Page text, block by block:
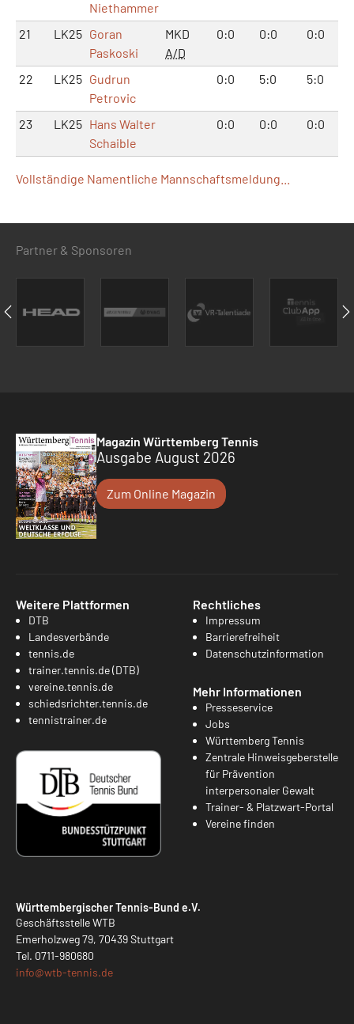
Niethammer
21 LK25 Goran
Paskoski
MKD
A/D
0:0 0:0 0:0
22 LK25 Gudrun
Petrovic
0:0 5:0 5:0
23 LK25 Hans Walter
Schaible
0:0 0:0 0:0
Vollständige Namentliche Mannschaftsmeldung...
Partner & Sponsoren
Magazin Württemberg Tennis
Ausgabe August 2026
Zum Online Magazin
Weitere Plattformen
DTB
Landesverbände
tennis.de
trainer.tennis.de (DTB)
vereine.tennis.de
schiedsrichter.tennis.de
tennistrainer.de
Rechtliches
Impressum
Barrierefreiheit
Datenschutzinformation
Mehr Informationen
Presseservice
Jobs
Württemberg Tennis
Zentrale Hinweisgeberstelle
für Prävention
interpersonaler Gewalt
Trainer- & Platzwart-Portal
Vereine finden
Württembergischer Tennis-Bund e.V.
Geschäftsstelle WTB
Emerholzweg 79, 70439 Stuttgart
Tel. 0711-980680
info@wtb-tennis.de